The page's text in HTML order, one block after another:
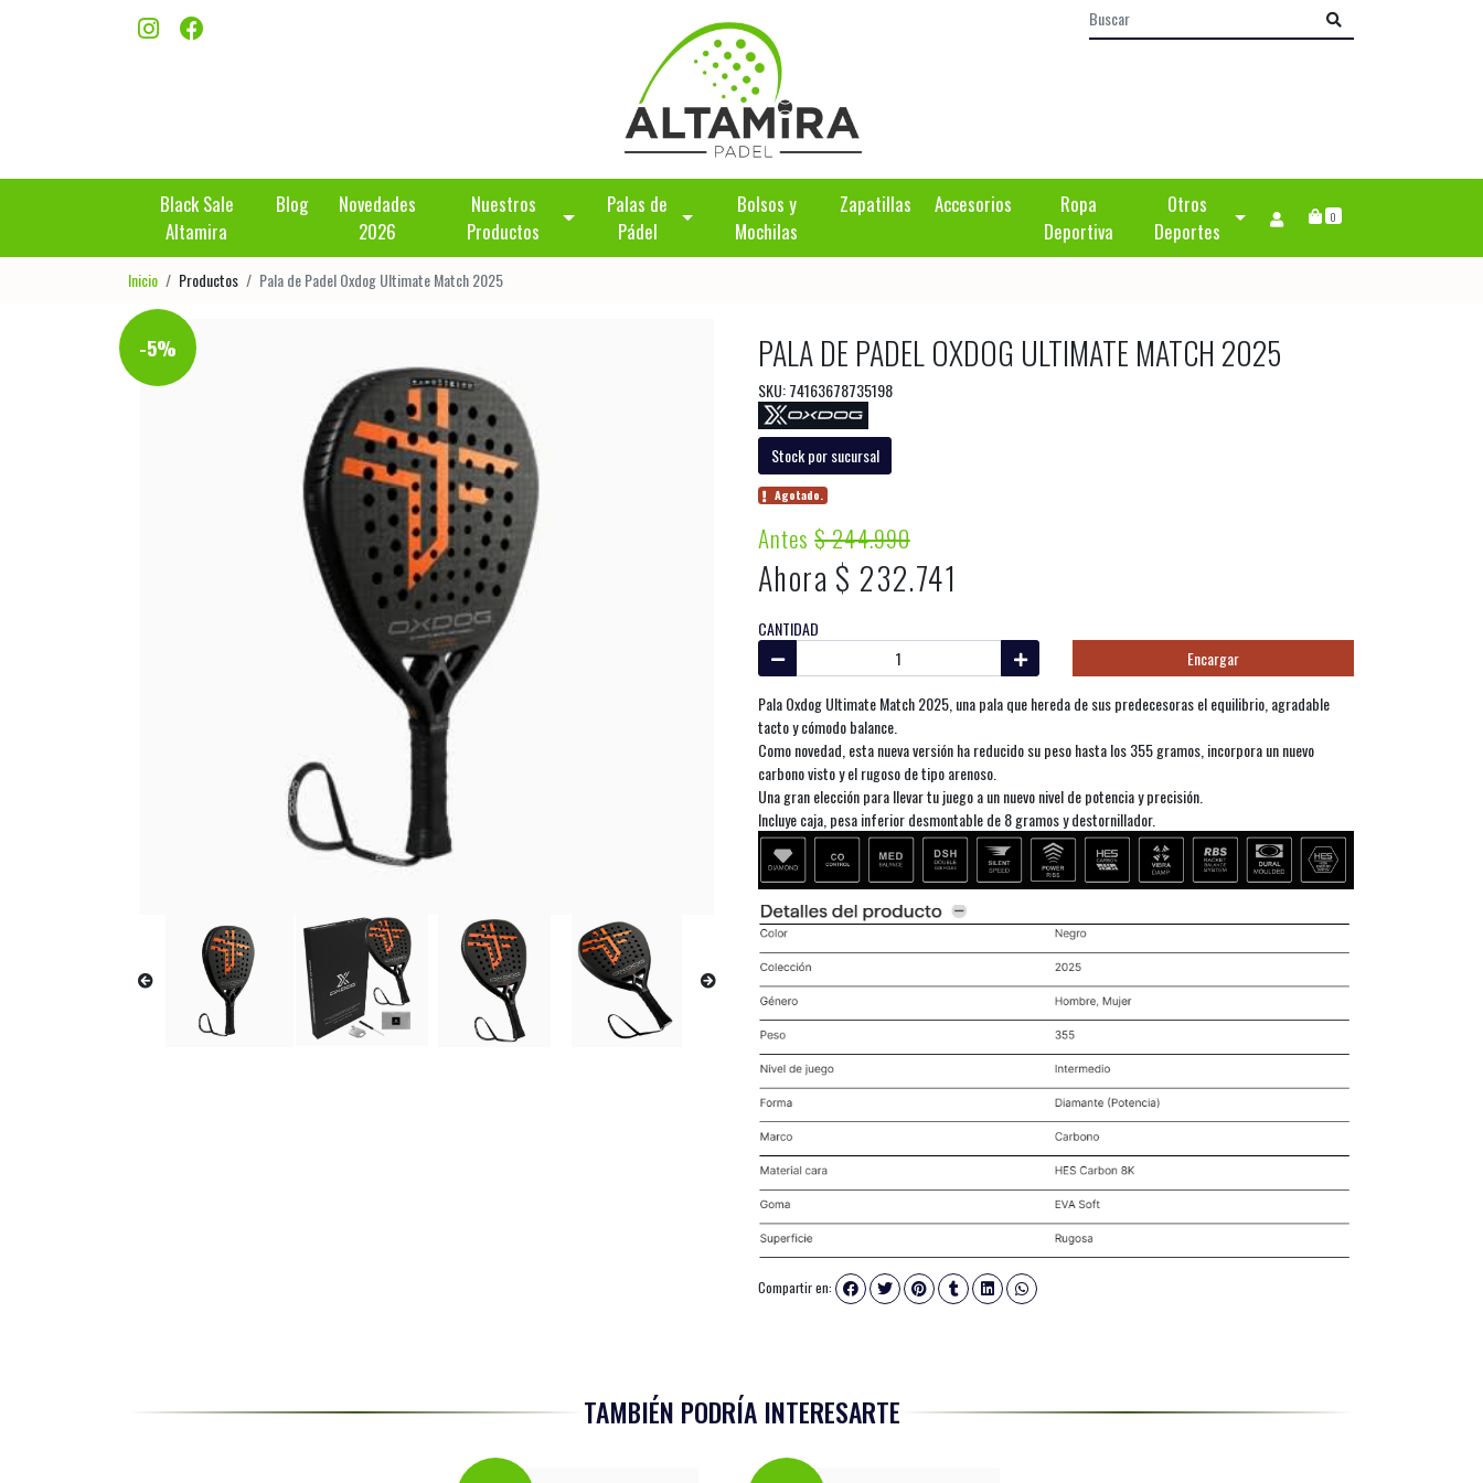
Black Sale
Altamira
Blog
Novedades
2026
Nuestros
Productos
Palas de
Pádel
Bolsos y
Mochilas
Zapatillas Accesorios
Ropa
Deportiva
Otros
Deportes
0
Inicio Productos Pala de Padel Oxdog Ultimate Match 2025
-5% PALA DE PADEL OXDOG ULTIMATE MATCH 2025
SKU: 74163678735198
Stock por sucursal
Agotado.
Antes$ 244.990
Ahora $ 232.741
CANTIDAD
Encargar
Pala Oxdog Ultimate Match 2025, una pala que hereda de sus predecesoras el equilibrio, agradable
tacto y cómodo balance.
Como novedad, esta nueva versión ha reducido su peso hasta los 355 gramos, incorpora un nuevo
carbono visto y el rugoso de tipo arenoso.
Una gran elección para llevar tu juego a un nuevo nivel de potencia y precisión.
Incluye caja, pesa inferior desmontable de 8 gramos y destornillador.
Compartir en:
TAMBIÉN PODRÍA INTERESARTE